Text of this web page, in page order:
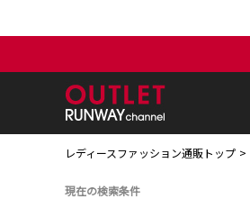
レディースファッション通販トップ
現在の検索条件